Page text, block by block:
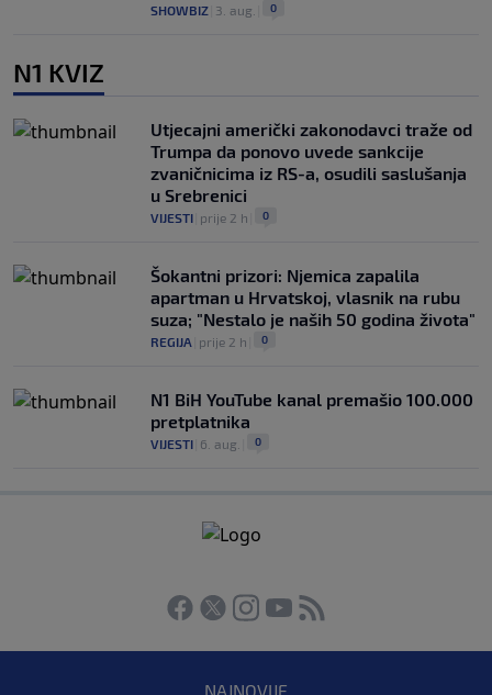
SHOWBIZ 3. aug. 0
N1 KVIZ
Utjecajni američki zakonodavci traže od
Trumpa da ponovo uvede sankcije
zvaničnicima iz RS-a, osudili saslušanja
u Srebrenici
VIJESTI prije 2 h 0
Šokantni prizori: Njemica zapalila
apartman u Hrvatskoj, vlasnik na rubu
suza; "Nestalo je naših 50 godina života"
REGIJA prije 2 h 0
N1 BiH YouTube kanal premašio 100.000
pretplatnika
VIJESTI 6. aug. 0
NAJNOVIJE